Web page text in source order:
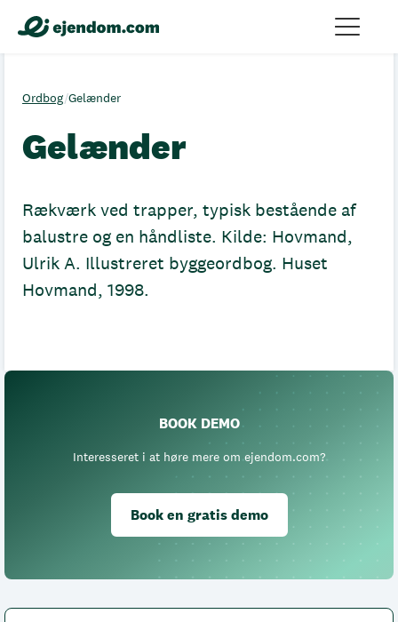
Ordbog/Gelænder
Gelænder
Rækværk ved trapper, typisk bestående af
balustre og en håndliste. Kilde: Hovmand,
Ulrik A. Illustreret byggeordbog. Huset
Hovmand, 1998.
BOOK DEMO
Interesseret i at høre mere om ejendom.com?
Book en gratis demo